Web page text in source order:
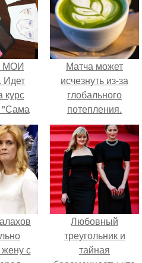
МОИ
Идет
курс
"Сама
Матча может
исчезнуть из-за
глобального
потепления.
с
Любовный
треугольник и
тайная